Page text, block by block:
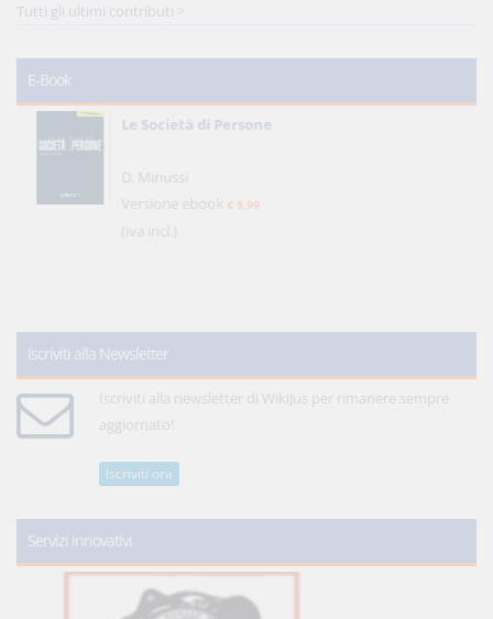
Tutti gli ultimi contributi >
E-Book
Le Società di Persone
D. Minussi
Versione ebook € 5,99
(iva incl.)
Iscriviti alla Newsletter
Iscriviti alla newsletter di WikiJus per rimanere sempre
aggiornato!
Iscriviti ora
Servizi innovativi